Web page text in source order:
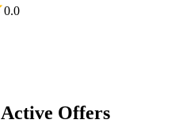
0.0
Offers